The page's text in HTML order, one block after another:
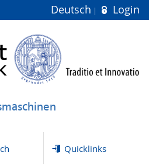
Deutsch Login
Quicklinks